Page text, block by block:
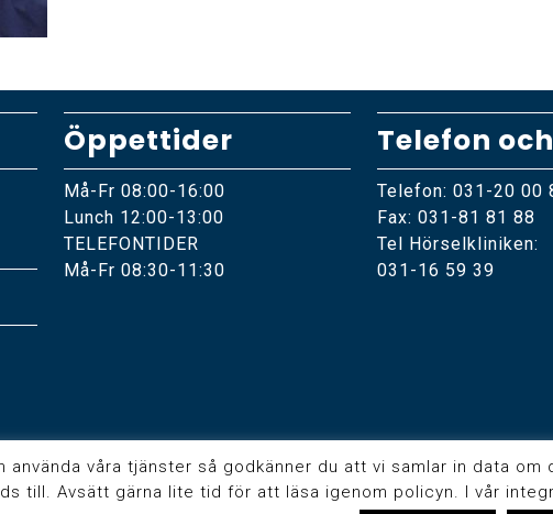
Öppettider
Må-Fr 08:00-16:00
Lunch 12:00-13:00
TELEFONTIDER
Må-Fr 08:30-11:30
Telefon
Telefon: 031-20 00
Fax: 031-81 81 88
Tel Hörselkliniken:
031-16 59 39
använda våra tjänster så godkänner du att vi samlar in data
till. Avsätt gärna lite tid för att läsa igenom policyn. I vår